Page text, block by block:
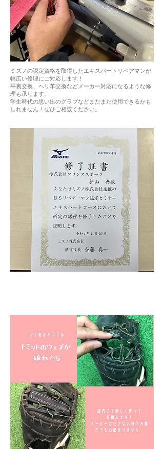
ミズノの認定資格を取得したエキスパートリペアマンが
幅広い修理にご対応します！
平裏交換、ヘリ革交換などメーカー対応になるような修
理も承ります。
学生時代の思い出のグラブなどまだまだ使用できるかも
しれません！ぜひご相談ください。